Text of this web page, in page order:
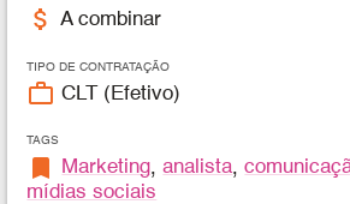
attach_money A combinar
TIPO DE CONTRATAÇÃO
work_outline CLT (Efetivo)
TAGS
bookmark Marketing,analista,
mídias sociais